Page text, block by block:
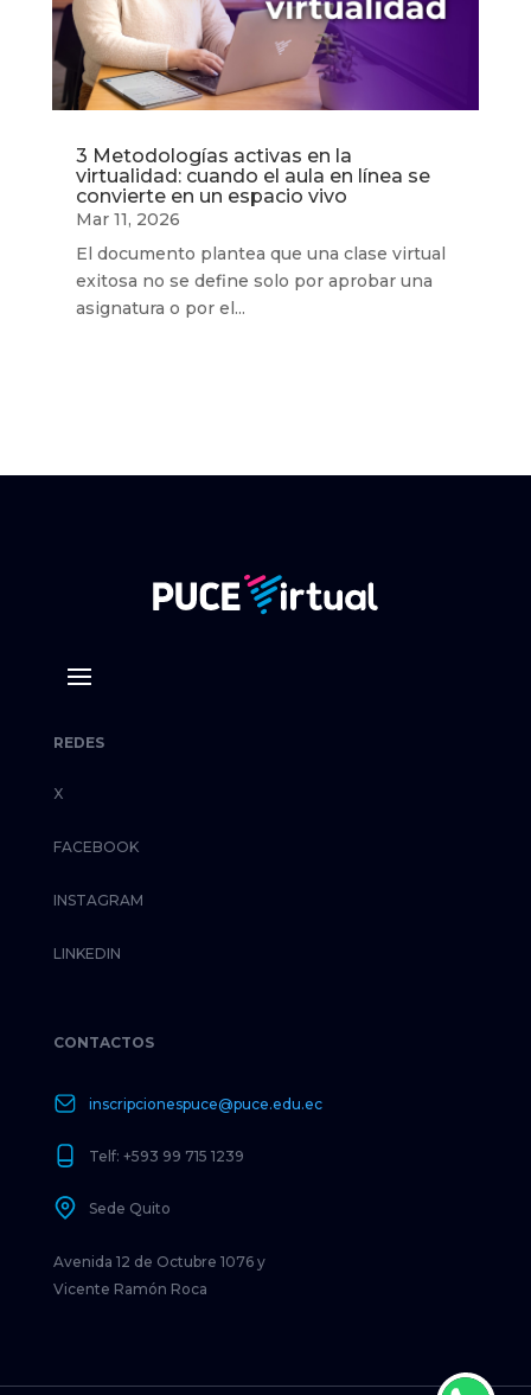
3 Metodologías activas en la
virtualidad: cuando el aula en línea se
convierte en un espacio vivo
Mar 11, 2026
El documento plantea que una clase virtual
exitosa no se define solo por aprobar una
asignatura o por el...
REDES
X
FACEBOOK
INSTAGRAM
LINKEDIN
CONTACTOS
inscripcionespuce@puce.edu.ec
Telf: +593 99 715 1239
Sede Quito
Avenida 12 de Octubre 1076 y
Vicente Ramón Roca